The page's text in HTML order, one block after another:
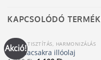
KAPCSOLÓDÓ
Akció!
CSAKRA TISZTÍTÁS, HARMONIZÁLÁS
Koronacsakra illóolaj